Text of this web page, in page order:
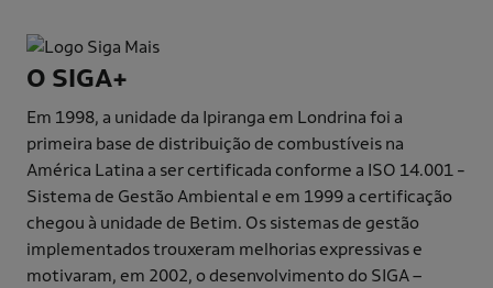
O SIGA+
Em 1998, a unidade da Ipiranga em Londrina foi a
primeira base de distribuição de combustíveis na
América Latina a ser certificada conforme a ISO 14.001 -
Sistema de Gestão Ambiental e em 1999 a certificação
chegou à unidade de Betim. Os sistemas de gestão
implementados trouxeram melhorias expressivas e
motivaram, em 2002, o desenvolvimento do SIGA –